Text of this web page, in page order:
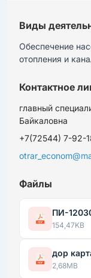
Виды
Обеспечение
отопления и
Контактное
главный
Байкаловна
+7(72544) 7-92-
Файлы
ПИ-
154,47KB
дор
2,68MB